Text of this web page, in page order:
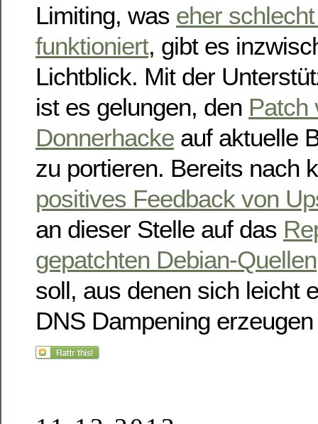
Limiting, was eher
funktioniert, gibt es
Lichtblick. Mit der
ist es gelungen, den Patch
Donnerhacke auf aktuelle
zu portieren. Bereits nach
positives Feedback von
an dieser Stelle auf das
gepatchten Debian-Quellen
soll, aus denen sich leicht
DNS Dampening